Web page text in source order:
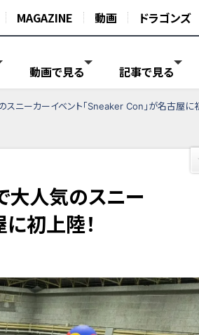
MAGAZINE 動画 ドラゴンズ
動画で見る 記事で見る
ーカーイベント「Sneaker Con」が名古屋に
人気のスニー
初上陸！